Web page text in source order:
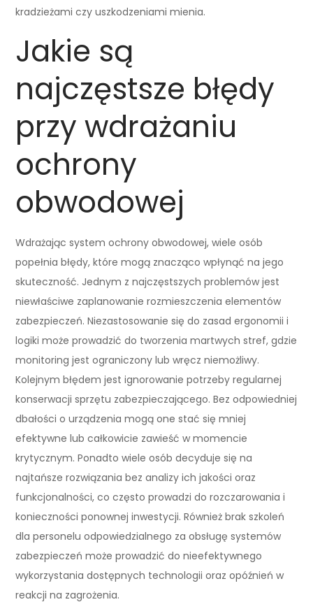
kradzieżami czy uszkodzeniami mienia.
Jakie są
najczęstsze błędy
przy wdrażaniu
ochrony
obwodowej
Wdrażając system ochrony obwodowej, wiele osób
popełnia błędy, które mogą znacząco wpłynąć na jego
skuteczność. Jednym z najczęstszych problemów jest
niewłaściwe zaplanowanie rozmieszczenia elementów
zabezpieczeń. Niezastosowanie się do zasad ergonomii i
logiki może prowadzić do tworzenia martwych stref, gdzie
monitoring jest ograniczony lub wręcz niemożliwy.
Kolejnym błędem jest ignorowanie potrzeby regularnej
konserwacji sprzętu zabezpieczającego. Bez odpowiedniej
dbałości o urządzenia mogą one stać się mniej
efektywne lub całkowicie zawieść w momencie
krytycznym. Ponadto wiele osób decyduje się na
najtańsze rozwiązania bez analizy ich jakości oraz
funkcjonalności, co często prowadzi do rozczarowania i
konieczności ponownej inwestycji. Również brak szkoleń
dla personelu odpowiedzialnego za obsługę systemów
zabezpieczeń może prowadzić do nieefektywnego
wykorzystania dostępnych technologii oraz opóźnień w
reakcji na zagrożenia.